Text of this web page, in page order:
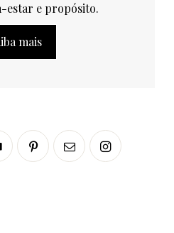
estar e propósito.
mais